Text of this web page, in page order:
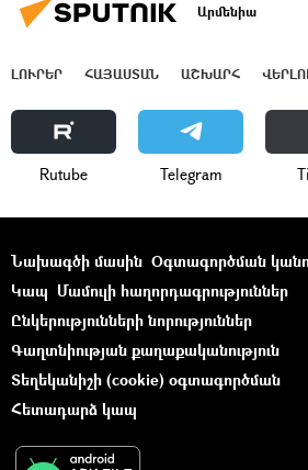
Արմենիա
ԼՈՒՐԵՐ ՀԱՅԱՍՏԱՆ ԱՇԽԱՐՀ
Rutube Telegram
Նախագծի մասին Օգտագործման
Կապ Մամուլի հաղորդագրություններ
Ընկերությունների նորություններ
Գաղտնիության քաղաքականություն
Տեղեկանիշի (cookie) օգտագործման
Հետադարձ կապ